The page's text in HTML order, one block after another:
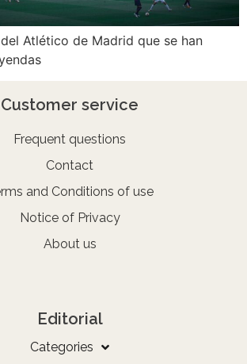
Atlético de Madrid que se han
Customer service
Frequent questions
Contact
and Conditions of use
Notice of Privacy
About us
Editorial
Categories